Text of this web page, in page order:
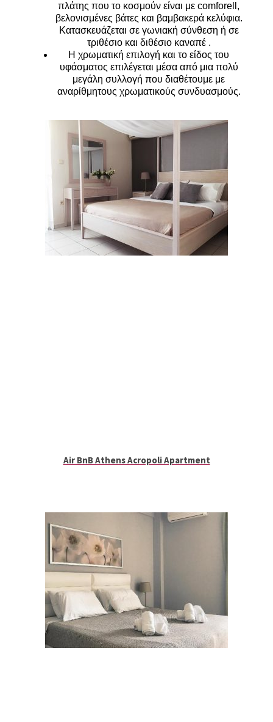
πλάτης που το κοσμούν είναι με comforell,
βελονισμένες βάτες και βαμβακερά κελύφια.
Κατασκευάζεται σε γωνιακή σύνθεση ή σε
τριθέσιο και διθέσιο καναπέ .
Η χρωματική επιλογή και το είδος του
υφάσματος επιλέγεται μέσα από μια πολύ
μεγάλη συλλογή που διαθέτουμε με
αναρίθμητους χρωματικούς συνδυασμούς.
Air BnB Athens Acropoli Apartment